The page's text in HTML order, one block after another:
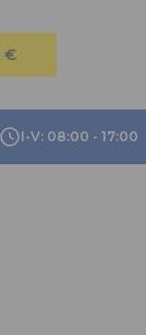
I-V: 08:00 - 17:00